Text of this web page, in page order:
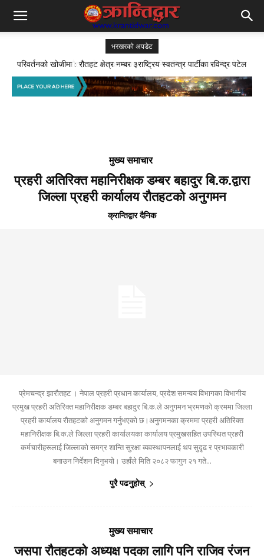
भरखरको अपडेट
जसपा राैतहटको अध्यक्ष पदका लागि पनि राजिव रंजन यादव भिडने
मुख्य समाचार
प्रहरी अतिरिक्त महानिरीक्षक डम्बर बहादुर बि.क.द्वारा
जिल्ला प्रहरी कार्यालय रौतहटको अनुगमन
क्रान्तिद्वार दैनिक
प्रेमचन्द्र झारौतहट । नेपाल प्रहरी प्रधान कार्यालय, प्रदेश समन्वय विभागका विभागीय
प्रमुख प्रहरी अतिरिक्त महानिरीक्षक डम्बर बहादुर बि.क.ले अनुगमन भ्रमणको क्रममा जिल्ला
प्रहरी कार्यालय रौतहटको अनुगमन गर्नुभएको छ।अनुगमनका क्रममा प्रहरी अतिरिक्त
महानिरीक्षक बि.क.ले जिल्ला प्रहरी कार्यालयका कार्यालय प्रमुखसहित उपस्थित प्रहरी
कर्मचारीहरूलाई जिल्लाको समग्र शान्ति सुरक्षा व्यवस्थापनलाई थप सुदृढ र प्रभावकारी
बनाउन निर्देशन दिनुभयो। उहाँले मिति २०८२ फागुन २१ गते...
पुरै पढनुहोस्
मुख्य समाचार
जसपा राैतहटको अध्यक्ष पदका लागि पनि राजिव रंजन